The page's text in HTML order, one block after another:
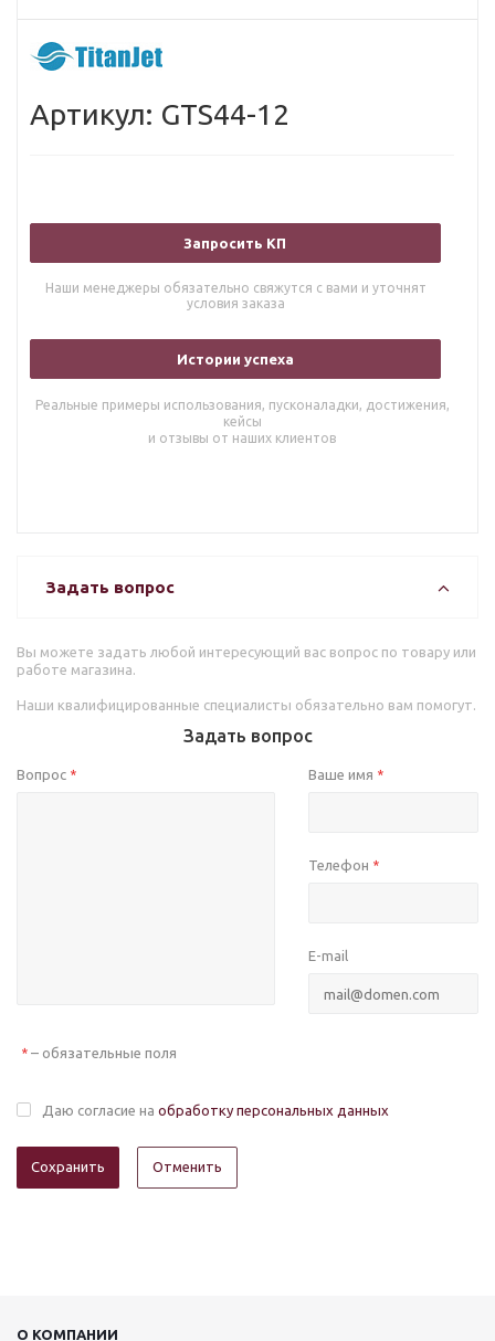
Артикул: GTS44-12
Запросить КП
Наши менеджеры обязательно свяжутся с вами и уточнят
условия заказа
Истории успеха
Реальные примеры использования, пусконаладки, достижения,
кейсы
и отзывы от наших клиентов
Задать вопрос
Вы можете задать любой интересующий вас вопрос по товару или
работе магазина.
Наши квалифицированные специалисты обязательно вам помогут.
Задать вопрос
Вопрос * Ваше имя *
Телефон *
E-mail
* – обязательные поля
Даю согласие на обработку персональных данных
Отменить
О КОМПАНИИ